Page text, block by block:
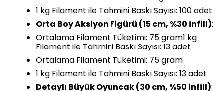
1 kg Filament ile Tahmini Baskı Sayısı: 100 adet
Orta Boy Aksiyon Figürü (15 cm, %30 infill):
Ortalama Filament Tüketimi: 75 gram1 kg
Filament ile Tahmini Baskı Sayısı: 13 adet
Ortalama Filament Tüketimi: 75 gram
1 kg Filament ile Tahmini Baskı Sayısı: 13 adet
Detaylı Büyük Oyuncak (30 cm, %50 infill):